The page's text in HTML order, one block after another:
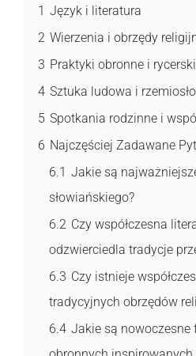
1 Język i literatura
2 Wierzenia i obrzędy
3 Praktyki obronne i
4 Sztuka ludowa i rzemiosło
5 Spotkania rodzinne i
6 Najczęściej Zadawane
6.1 Jakie są
słowiańskiego?
6.2 Czy współczesna
odzwierciedla tradycje
6.3 Czy istnieje
tradycyjnych obrzędów
6.4 Jakie są nowoczesne